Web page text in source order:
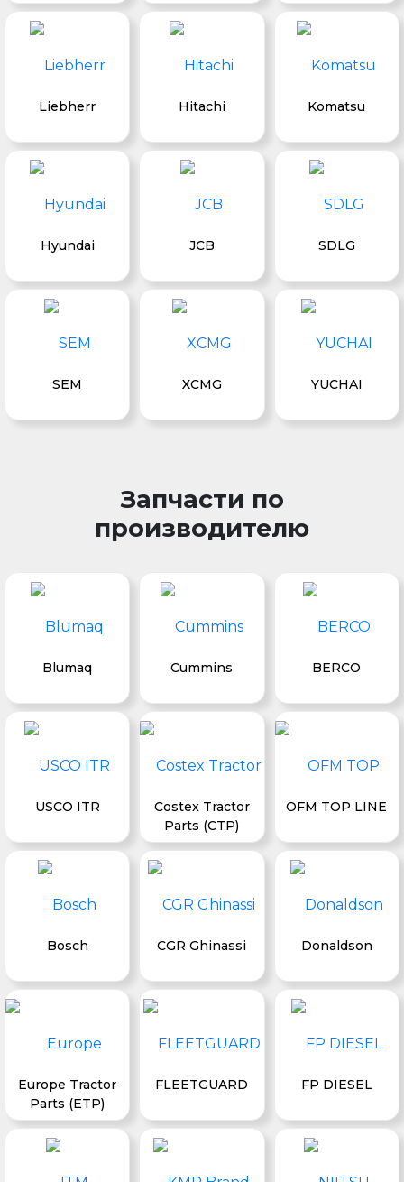
Liebherr Hitachi Komatsu
Hyundai JCB SDLG
SEM XCMG YUCHAI
Запчасти по
производителю
Blumaq Cummins BERCO
USCO ITR
Costex Tractor
Parts (CTP)
OFM TOP LINE
Bosch CGR Ghinassi Donaldson
Europe Tractor
Parts (ETP)
FLEETGUARD FP DIESEL